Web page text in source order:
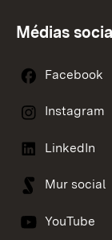
Médias
Facebook
Instagram
LinkedIn
Mur social
YouTube